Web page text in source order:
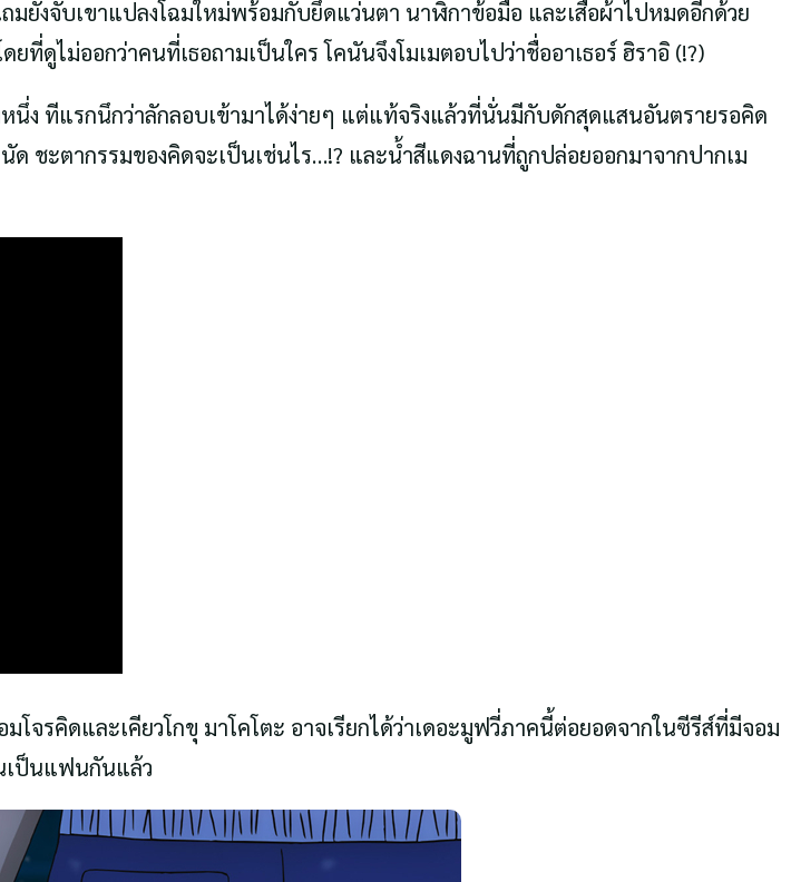
มยังจับเขาแปลงโฉมใหม่พร้อมกับยึดแว่นตา นาฬิกาข้อมือ และเสื้อผ้าไปหมดอีกด้วย
ไม่ออกว่าคนที่เธอถามเป็นใคร โคนันจึงโมเมตอบไปว่าชื่ออาเธอร์ ฮิราอิ (!?)
ทีแรกนึกว่าลักลอบเข้ามาได้ง่ายๆ แต่แท้จริงแล้วที่นั่นมีกับดักสุดแสนอันตรายรอคิด
ชะตากรรมของคิดจะเป็นเช่นไร…!? และน้ำสีแดงฉานที่ถูกปล่อยออกมาจากปากเม
จรคิดและเคียวโกขุ มาโคโตะ อาจเรียกได้ว่าเดอะมูฟวี่ภาคนี้ต่อยอดจากในซีรีส์ที่มีจอม
เป็นแฟนกันแล้ว